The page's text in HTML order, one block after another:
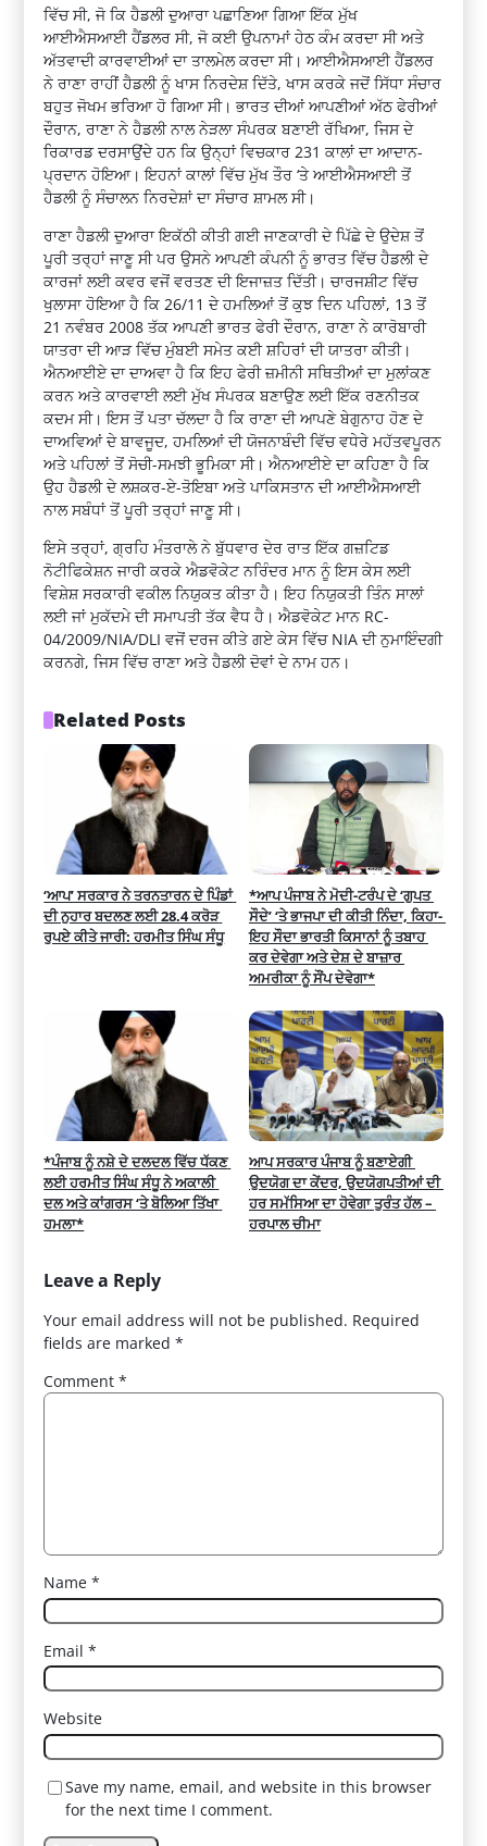
ਵਿੱਚ ਸੀ, ਜੋ ਕਿ ਹੈਡਲੀ ਦੁਆਰਾ ਪਛਾਣਿਆ ਗਿਆ ਇੱਕ ਮੁੱਖ
ਆਈਐਸਆਈ ਹੈਂਡਲਰ ਸੀ, ਜੋ ਕਈ ਉਪਨਾਮਾਂ ਹੇਠ ਕੰਮ ਕਰਦਾ ਸੀ ਅਤੇ
ਅੱਤਵਾਦੀ ਕਾਰਵਾਈਆਂ ਦਾ ਤਾਲਮੇਲ ਕਰਦਾ ਸੀ। ਆਈਐਸਆਈ ਹੈਂਡਲਰ
ਨੇ ਰਾਣਾ ਰਾਹੀਂ ਹੈਡਲੀ ਨੂੰ ਖਾਸ ਨਿਰਦੇਸ਼ ਦਿੱਤੇ, ਖਾਸ ਕਰਕੇ ਜਦੋਂ ਸਿੱਧਾ ਸੰਚਾਰ
ਬਹੁਤ ਜੋਖਮ ਭਰਿਆ ਹੋ ਗਿਆ ਸੀ। ਭਾਰਤ ਦੀਆਂ ਆਪਣੀਆਂ ਅੱਠ ਫੇਰੀਆਂ
ਦੌਰਾਨ, ਰਾਣਾ ਨੇ ਹੈਡਲੀ ਨਾਲ ਨੇੜਲਾ ਸੰਪਰਕ ਬਣਾਈ ਰੱਖਿਆ, ਜਿਸ ਦੇ
ਰਿਕਾਰਡ ਦਰਸਾਉਂਦੇ ਹਨ ਕਿ ਉਨ੍ਹਾਂ ਵਿਚਕਾਰ 231 ਕਾਲਾਂ ਦਾ ਆਦਾਨ-
ਪ੍ਰਦਾਨ ਹੋਇਆ। ਇਹਨਾਂ ਕਾਲਾਂ ਵਿੱਚ ਮੁੱਖ ਤੌਰ ‘ਤੇ ਆਈਐਸਆਈ ਤੋਂ
ਹੈਡਲੀ ਨੂੰ ਸੰਚਾਲਨ ਨਿਰਦੇਸ਼ਾਂ ਦਾ ਸੰਚਾਰ ਸ਼ਾਮਲ ਸੀ।
ਰਾਣਾ ਹੈਡਲੀ ਦੁਆਰਾ ਇਕੱਠੀ ਕੀਤੀ ਗਈ ਜਾਣਕਾਰੀ ਦੇ ਪਿੱਛੇ ਦੇ ਉਦੇਸ਼ ਤੋਂ
ਪੂਰੀ ਤਰ੍ਹਾਂ ਜਾਣੂ ਸੀ ਪਰ ਉਸਨੇ ਆਪਣੀ ਕੰਪਨੀ ਨੂੰ ਭਾਰਤ ਵਿੱਚ ਹੈਡਲੀ ਦੇ
ਕਾਰਜਾਂ ਲਈ ਕਵਰ ਵਜੋਂ ਵਰਤਣ ਦੀ ਇਜਾਜ਼ਤ ਦਿੱਤੀ। ਚਾਰਜਸ਼ੀਟ ਵਿੱਚ
ਖੁਲਾਸਾ ਹੋਇਆ ਹੈ ਕਿ 26/11 ਦੇ ਹਮਲਿਆਂ ਤੋਂ ਕੁਝ ਦਿਨ ਪਹਿਲਾਂ, 13 ਤੋਂ
21 ਨਵੰਬਰ 2008 ਤੱਕ ਆਪਣੀ ਭਾਰਤ ਫੇਰੀ ਦੌਰਾਨ, ਰਾਣਾ ਨੇ ਕਾਰੋਬਾਰੀ
ਯਾਤਰਾ ਦੀ ਆੜ ਵਿੱਚ ਮੁੰਬਈ ਸਮੇਤ ਕਈ ਸ਼ਹਿਰਾਂ ਦੀ ਯਾਤਰਾ ਕੀਤੀ।
ਐਨਆਈਏ ਦਾ ਦਾਅਵਾ ਹੈ ਕਿ ਇਹ ਫੇਰੀ ਜ਼ਮੀਨੀ ਸਥਿਤੀਆਂ ਦਾ ਮੁਲਾਂਕਣ
ਕਰਨ ਅਤੇ ਕਾਰਵਾਈ ਲਈ ਮੁੱਖ ਸੰਪਰਕ ਬਣਾਉਣ ਲਈ ਇੱਕ ਰਣਨੀਤਕ
ਕਦਮ ਸੀ। ਇਸ ਤੋਂ ਪਤਾ ਚੱਲਦਾ ਹੈ ਕਿ ਰਾਣਾ ਦੀ ਆਪਣੇ ਬੇਗੁਨਾਹ ਹੋਣ ਦੇ
ਦਾਅਵਿਆਂ ਦੇ ਬਾਵਜੂਦ, ਹਮਲਿਆਂ ਦੀ ਯੋਜਨਾਬੰਦੀ ਵਿੱਚ ਵਧੇਰੇ ਮਹੱਤਵਪੂਰਨ
ਅਤੇ ਪਹਿਲਾਂ ਤੋਂ ਸੋਚੀ-ਸਮਝੀ ਭੂਮਿਕਾ ਸੀ। ਐਨਆਈਏ ਦਾ ਕਹਿਣਾ ਹੈ ਕਿ
ਉਹ ਹੈਡਲੀ ਦੇ ਲਸ਼ਕਰ-ਏ-ਤੋਇਬਾ ਅਤੇ ਪਾਕਿਸਤਾਨ ਦੀ ਆਈਐਸਆਈ
ਨਾਲ ਸਬੰਧਾਂ ਤੋਂ ਪੂਰੀ ਤਰ੍ਹਾਂ ਜਾਣੂ ਸੀ।
ਇਸੇ ਤਰ੍ਹਾਂ, ਗ੍ਰਹਿ ਮੰਤਰਾਲੇ ਨੇ ਬੁੱਧਵਾਰ ਦੇਰ ਰਾਤ ਇੱਕ ਗਜ਼ਟਿਡ
ਨੋਟੀਫਿਕੇਸ਼ਨ ਜਾਰੀ ਕਰਕੇ ਐਡਵੋਕੇਟ ਨਰਿੰਦਰ ਮਾਨ ਨੂੰ ਇਸ ਕੇਸ ਲਈ
ਵਿਸ਼ੇਸ਼ ਸਰਕਾਰੀ ਵਕੀਲ ਨਿਯੁਕਤ ਕੀਤਾ ਹੈ। ਇਹ ਨਿਯੁਕਤੀ ਤਿੰਨ ਸਾਲਾਂ
ਲਈ ਜਾਂ ਮੁਕੱਦਮੇ ਦੀ ਸਮਾਪਤੀ ਤੱਕ ਵੈਧ ਹੈ। ਐਡਵੋਕੇਟ ਮਾਨ RC-
04/2009/NIA/DLI ਵਜੋਂ ਦਰਜ ਕੀਤੇ ਗਏ ਕੇਸ ਵਿੱਚ NIA ਦੀ ਨੁਮਾਇੰਦਗੀ
ਕਰਨਗੇ, ਜਿਸ ਵਿੱਚ ਰਾਣਾ ਅਤੇ ਹੈਡਲੀ ਦੋਵਾਂ ਦੇ ਨਾਮ ਹਨ।
Related Posts
‘ਆਪ’ ਸਰਕਾਰ ਨੇ ਤਰਨਤਾਰਨ ਦੇ ਪਿੰਡਾਂ
ਦੀ ਨੁਹਾਰ ਬਦਲਣ ਲਈ 28.4 ਕਰੋੜ
ਰੁਪਏ ਕੀਤੇ ਜਾਰੀ: ਹਰਮੀਤ ਸਿੰਘ ਸੰਧੂ
*ਆਪ ਪੰਜਾਬ ਨੇ ਮੋਦੀ-ਟਰੰਪ ਦੇ ‘ਗੁਪਤ
ਸੌਦੇ’ ‘ਤੇ ਭਾਜਪਾ ਦੀ ਕੀਤੀ ਨਿੰਦਾ, ਕਿਹਾ-
ਇਹ ਸੌਦਾ ਭਾਰਤੀ ਕਿਸਾਨਾਂ ਨੂੰ ਤਬਾਹ
ਕਰ ਦੇਵੇਗਾ ਅਤੇ ਦੇਸ਼ ਦੇ ਬਾਜ਼ਾਰ
ਅਮਰੀਕਾ ਨੂੰ ਸੌਂਪ ਦੇਵੇਗਾ*
*ਪੰਜਾਬ ਨੂੰ ਨਸ਼ੇ ਦੇ ਦਲਦਲ ਵਿੱਚ ਧੱਕਣ
ਲਈ ਹਰਮੀਤ ਸਿੰਘ ਸੰਧੂ ਨੇ ਅਕਾਲੀ
ਦਲ ਅਤੇ ਕਾਂਗਰਸ ‘ਤੇ ਬੋਲਿਆ ਤਿੱਖਾ
ਹਮਲਾ*
ਆਪ ਸਰਕਾਰ ਪੰਜਾਬ ਨੂੰ ਬਣਾਏਗੀ
ਉਦਯੋਗ ਦਾ ਕੇਂਦਰ, ਉਦਯੋਗਪਤੀਆਂ ਦੀ
ਹਰ ਸਮੱਸਿਆ ਦਾ ਹੋਵੇਗਾ ਤੁਰੰਤ ਹੱਲ –
ਹਰਪਾਲ ਚੀਮਾ
Leave a Reply
Your email address will not be published. Required
fields are marked*
Comment*
Name*
Email*
Website
Save my name, email, and website in this browser
for the next time I comment.